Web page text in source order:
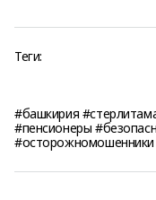
Теги:
#башкирия
#пенсионеры